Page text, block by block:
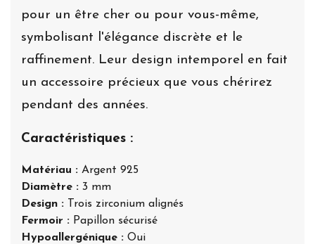
pour un être cher ou pour vous-même,
symbolisant l'élégance discrète et le
raffinement. Leur design intemporel en fait
un accessoire précieux que vous chérirez
pendant des années.
Caractéristiques :
Matériau : Argent 925
Diamètre : 3 mm
Design : Trois zirconium alignés
Fermoir : Papillon sécurisé
Hypoallergénique : Oui